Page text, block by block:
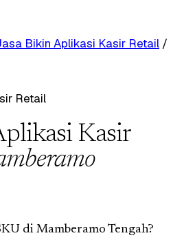
Bikin Aplikasi Kasir Retail /
Retail
Kasir
di Mamberamo Tengah?